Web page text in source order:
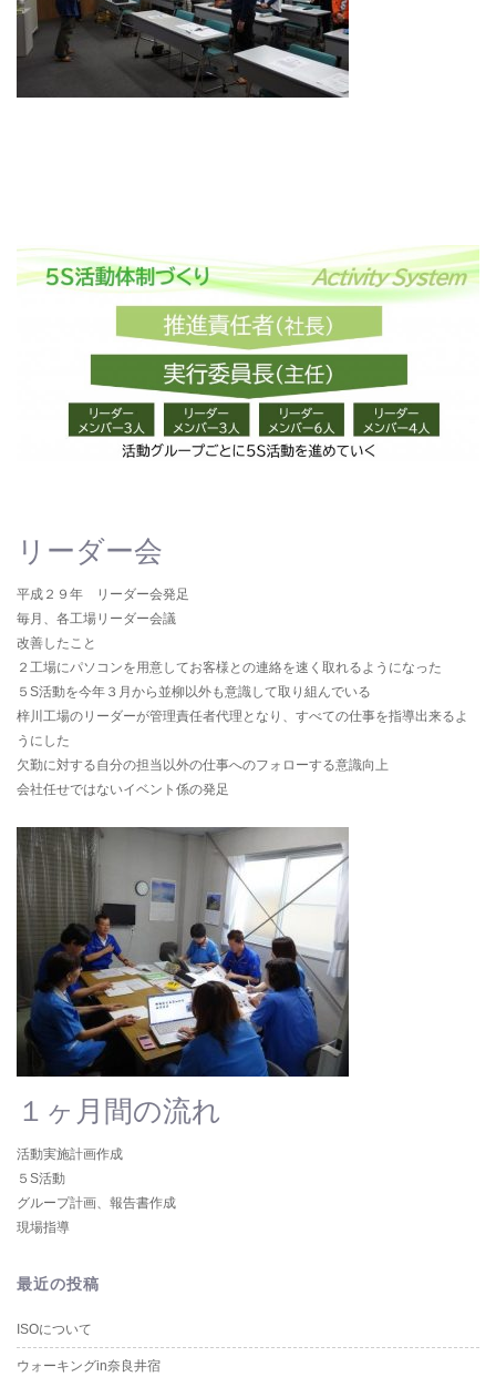
リーダー会
平成２９年 リーダー会発足
毎月、各工場リーダー会議
改善したこと
２工場にパソコンを用意してお客様との連絡を速く取れるようになった
５S活動を今年３月から並柳以外も意識して取り組んでいる
梓川工場のリーダーが管理責任者代理となり、すべての仕事を指導出来るよ
うにした
欠勤に対する自分の担当以外の仕事へのフォローする意識向上
会社任せではないイベント係の発足
１ヶ月間の流れ
活動実施計画作成
５S活動
グループ計画、報告書作成
現場指導
最近の投稿
ISOについて
ウォーキングin奈良井宿